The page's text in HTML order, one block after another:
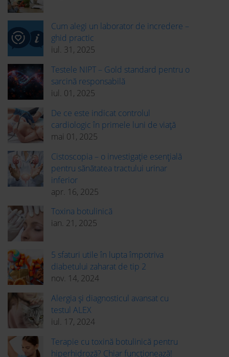
Cum alegi un laborator de incredere –
ghid practic
iul. 31, 2025
Testele NIPT – Gold standard pentru o
sarcină responsabilă
iul. 01, 2025
De ce este indicat controlul
cardiologic în primele luni de viață
mai 01, 2025
Cistoscopia – o investigație esențială
pentru sănătatea tractului urinar
inferior
apr. 16, 2025
Toxina botulinică
ian. 21, 2025
5 sfaturi utile în lupta împotriva
diabetului zaharat de tip 2
nov. 14, 2024
Alergia și diagnosticul avansat cu
testul ALEX
iul. 17, 2024
Terapie cu toxină botulinică pentru
hiperhidroză? Chiar funcționează!